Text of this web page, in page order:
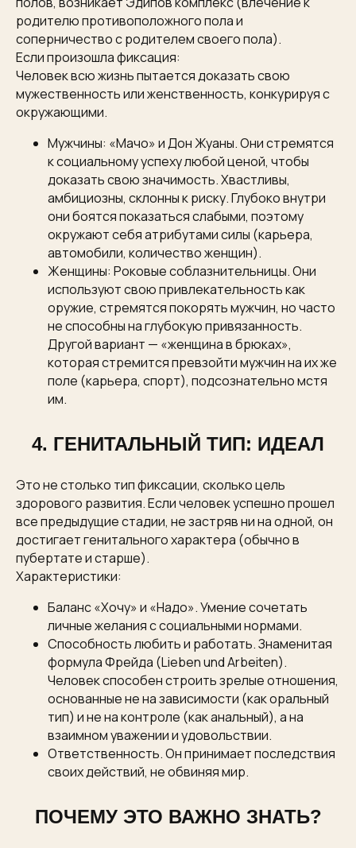
родителю противоположного пола и
соперничество с родителем своего пола).
Если произошла фиксация:
Человек всю жизнь пытается доказать свою
мужественность или женственность, конкурируя с
окружающими.
Мужчины: «Мачо» и Дон Жуаны. Они стремятся
к социальному успеху любой ценой, чтобы
доказать свою значимость. Хвастливы,
амбициозны, склонны к риску. Глубоко внутри
они боятся показаться слабыми, поэтому
окружают себя атрибутами силы (карьера,
автомобили, количество женщин).
Женщины: Роковые соблазнительницы. Они
используют свою привлекательность как
оружие, стремятся покорять мужчин, но часто
не способны на глубокую привязанность.
Другой вариант — «женщина в брюках»,
которая стремится превзойти мужчин на их же
поле (карьера, спорт), подсознательно мстя
им.
4. ГЕНИТАЛЬНЫЙ ТИП: ИДЕАЛ
Это не столько тип фиксации, сколько цель
здорового развития. Если человек успешно прошел
все предыдущие стадии, не застряв ни на одной, он
достигает генитального характера (обычно в
пубертате и старше).
Характеристики:
Баланс «Хочу» и «Надо». Умение сочетать
личные желания с социальными нормами.
Способность любить и работать. Знаменитая
формула Фрейда (Lieben und Arbeiten).
Человек способен строить зрелые отношения,
основанные не на зависимости (как оральный
тип) и не на контроле (как анальный), а на
взаимном уважении и удовольствии.
Ответственность. Он принимает последствия
своих действий, не обвиняя мир.
ПОЧЕМУ ЭТО ВАЖНО ЗНАТЬ?